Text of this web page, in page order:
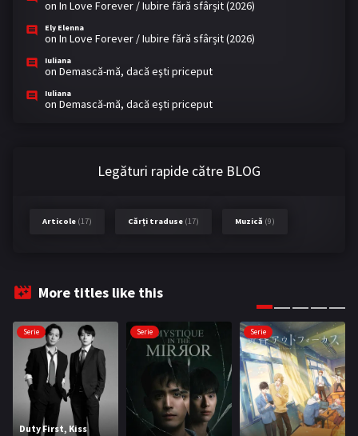
on In Love Forever / Iubire fără sfârșit (2026)
Ely Elenna
on In Love Forever / Iubire fără sfârșit (2026)
Iuliana
on Demască-mă, dacă eşti priceput
Iuliana
on Demască-mă, dacă eşti priceput
Legături rapide către BLOG
Articole (17) Cărți traduse (17) Muzică (9)
More titles like this
Serie
Duty First, Kiss
Serie Serie